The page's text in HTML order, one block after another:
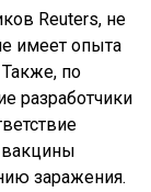
Reuters, не
имеет опыта
по
разработчики
вакцины
заражения.